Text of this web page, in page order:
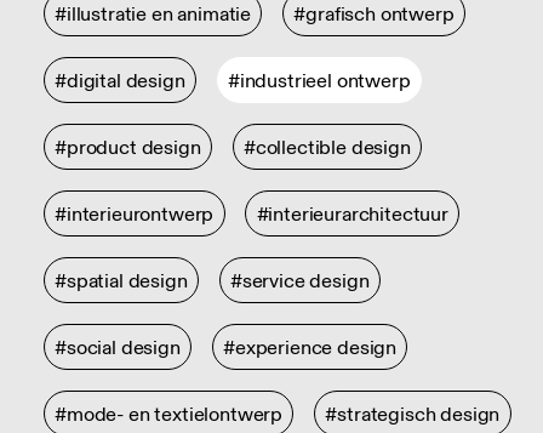
#illustratie en animatie #grafisch ontwerp
#digital design #industrieel ontwerp
#product design #collectible design
#interieurontwerp #interieurarchitectuur
#spatial design #service design
#social design #experience design
#mode- en textielontwerp #strategisch design